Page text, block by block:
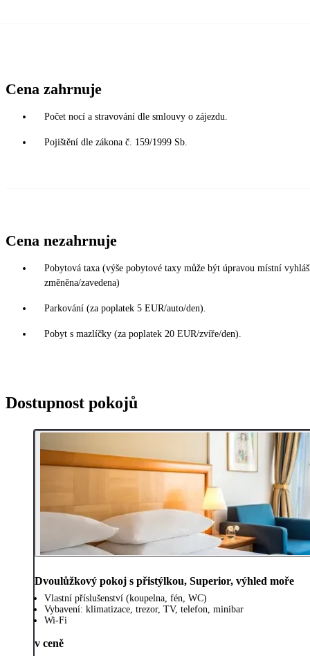
Cena zahrnuje
Počet nocí a stravování dle smlouvy o zájezdu.
Pojištění dle zákona č. 159/1999 Sb.
Cena nezahrnuje
Pobytová taxa (výše pobytové taxy může být úpravou místní
změněna/zavedena)
Parkování (za poplatek 5 EUR/auto/den).
Pobyt s mazlíčky (za poplatek 20 EUR/zvíře/den).
Dostupnost pokojů
Dvoulůžkový pokoj s přistýlkou, Superior, výhled moře
Vlastní příslušenství (koupelna, fén, WC)
Vybavení: klimatizace, trezor, TV, telefon, minibar
Wi-Fi
v ceně